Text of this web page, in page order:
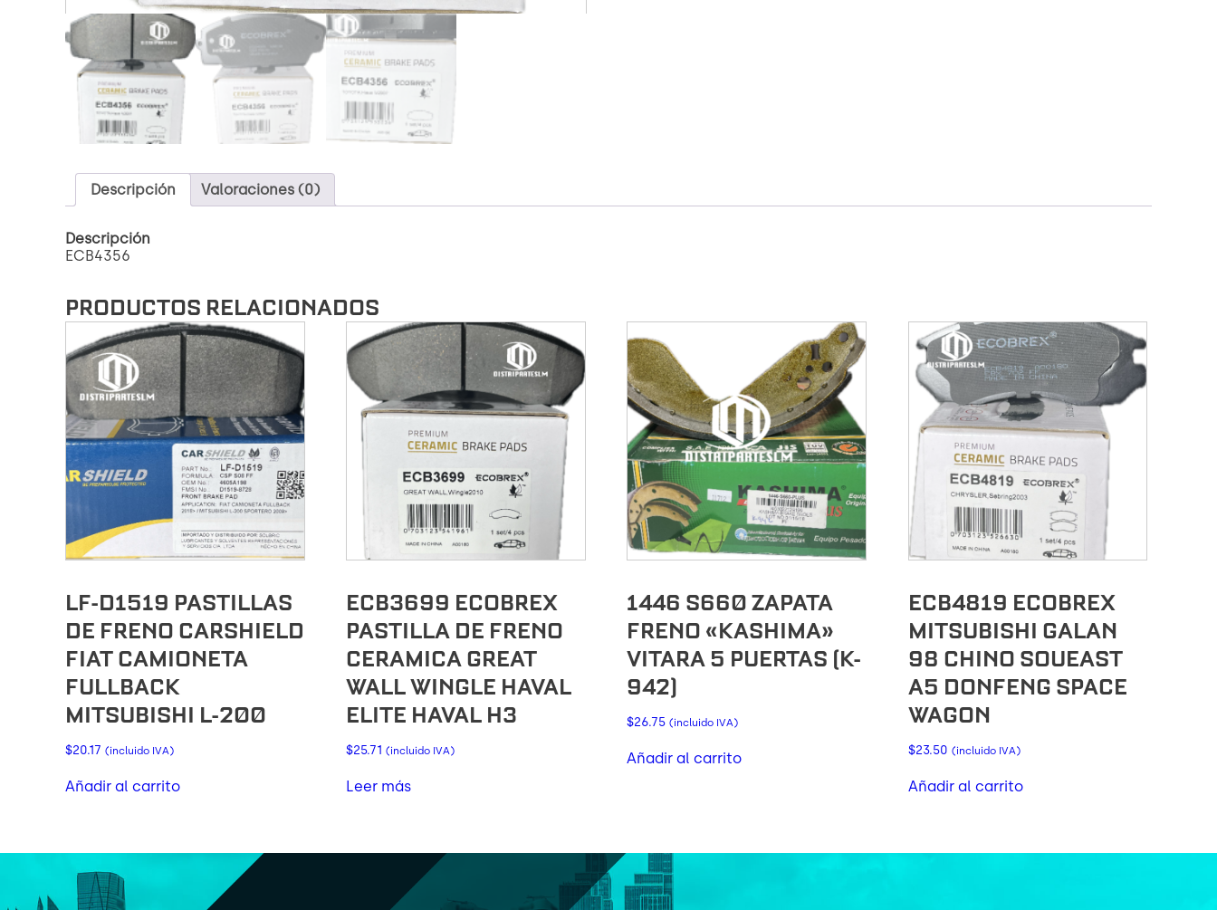
Descripción Valoraciones (0)
Descripción
ECB4356
PRODUCTOS RELACIONADOS
LF-D1519 PASTILLAS
DE FRENO CARSHIELD
FIAT CAMIONETA
FULLBACK
MITSUBISHI L-200
$20.17 (incluido IVA)
Añadir al carrito
ECB3699 ECOBREX
PASTILLA DE FRENO
CERAMICA GREAT
WALL WINGLE HAVAL
ELITE HAVAL H3
$25.71 (incluido IVA)
Leer más
1446 S660 ZAPATA
FRENO «KASHIMA»
VITARA 5 PUERTAS (K-
942)
$26.75 (incluido IVA)
Añadir al carrito
ECB4819 ECOBREX
MITSUBISHI GALAN
98 CHINO SOUEAST
A5 DONFENG SPACE
WAGON
$23.50 (incluido IVA)
Añadir al carrito